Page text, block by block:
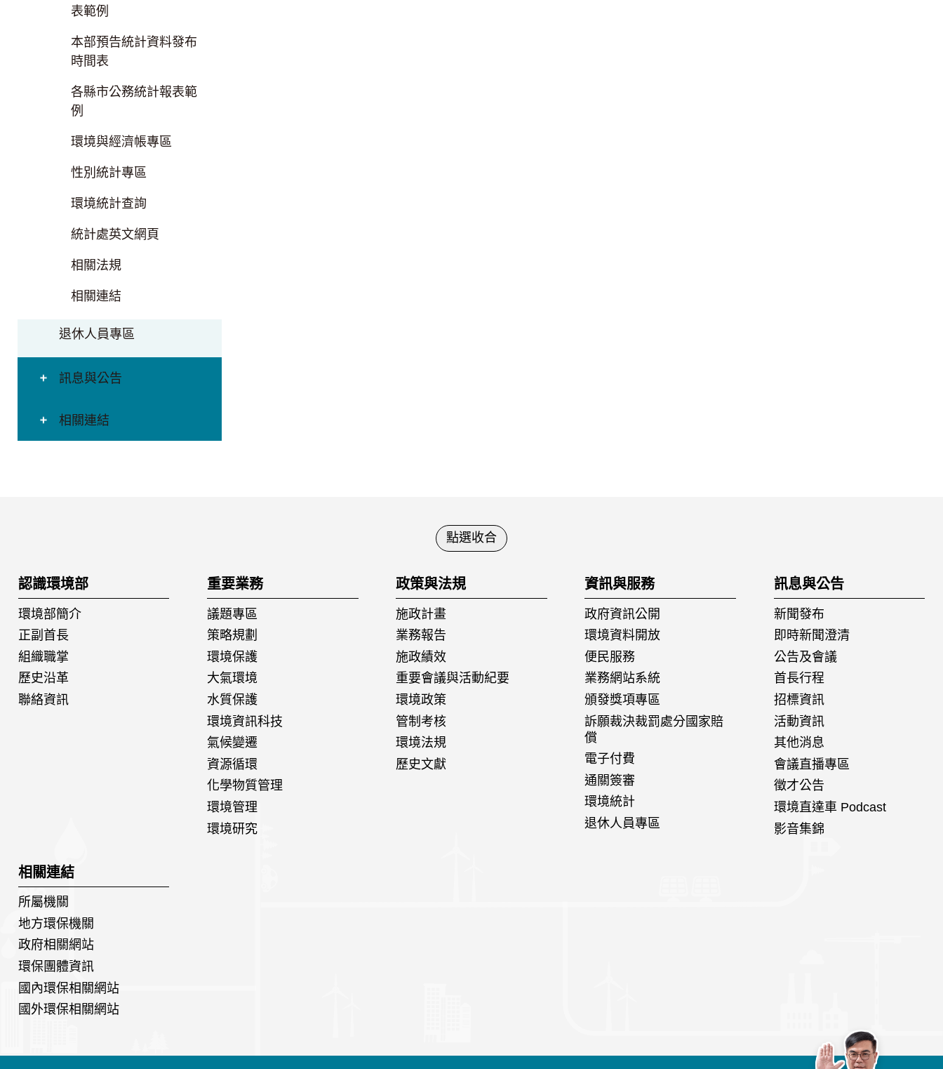
表範例
本部預告統計資料發布
時間表
各縣市公務統計報表範
例
環境與經濟帳專區
性別統計專區
環境統計查詢
統計處英文網頁
相關法規
相關連結
退休人員專區
訊息與公告
相關連結
點選收合
認識環境部
環境部簡介
正副首長
組織職掌
歷史沿革
聯絡資訊
重要業務
議題專區
策略規劃
環境保護
大氣環境
水質保護
環境資訊科技
氣候變遷
資源循環
化學物質管理
環境管理
環境研究
政策與法規
施政計畫
業務報告
施政績效
重要會議與活動紀要
環境政策
管制考核
環境法規
歷史文獻
資訊與服務
政府資訊公開
環境資料開放
便民服務
業務網站系統
頒發獎項專區
訴願裁決裁罰處分國家賠
償
電子付費
通關簽審
環境統計
退休人員專區
訊息與公告
新聞發布
即時新聞澄清
公告及會議
首長行程
招標資訊
活動資訊
其他消息
會議直播專區
徵才公告
環境直達車 Podcast
影音集錦
相關連結
所屬機關
地方環保機關
政府相關網站
環保團體資訊
國內環保相關網站
國外環保相關網站